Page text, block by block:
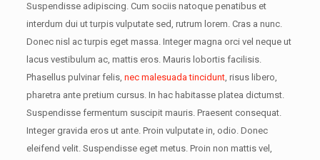
Suspendisse adipiscing. Cum sociis natoque penatibus et
interdum dui ut turpis vulputate sed, rutrum lorem. Cras a nunc.
Donec nisl ac turpis eget massa. Integer magna orci vel neque ut
lacus vestibulum ac, mattis eros. Mauris lobortis facilisis.
Phasellus pulvinar felis, nec malesuada tincidunt, risus libero,
pharetra ante pretium cursus. In hac habitasse platea dictumst.
Suspendisse fermentum suscipit mauris. Praesent consequat.
Integer gravida eros ut ante. Proin vulputate in, odio. Donec
eleifend velit. Suspendisse eget metus. Proin non mattis vel,